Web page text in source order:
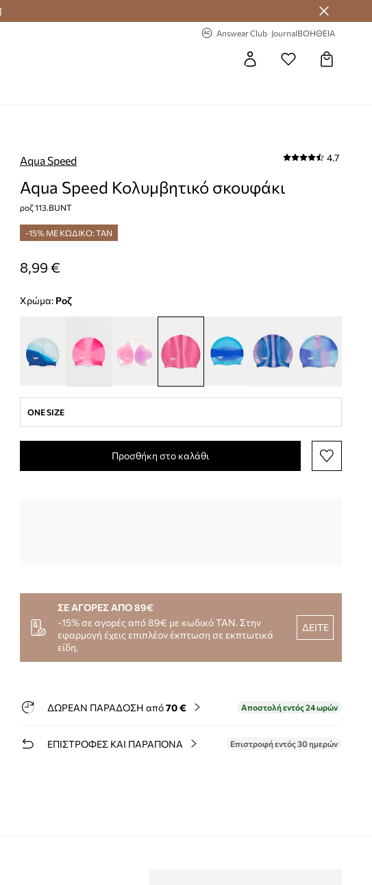
με το Answear Club
Answear Club JournalΒΟΗΘΕΙΑ
Aqua Speed 4.7
Aqua Speed Κολυμβητικό σκουφάκι
ροζ 113.BUNT
-15% ΜΕ ΚΩΔΙΚΟ: TAN
8,99 €
Χρώμα: ροζ
ONE SIZE
Προσθήκη στο καλάθι
ΣΕ ΑΓΟΡΕΣ ΑΠΟ 89€
-15% σε αγορές από 89€ με κωδικό TAN. Στην
εφαρμογή έχεις επιπλέον έκπτωση σε εκπτωτικά
είδη.
ΔΕΙΤΕ
ΔΩΡΕΑΝ ΠΑΡΑΔΟΣΗ από70 € Αποστολή εντός 24 ωρών
ΕΠΙΣΤΡΟΦΕΣ ΚΑΙ ΠΑΡΑΠΟΝΑ Επιστροφή εντός 30 ημερών